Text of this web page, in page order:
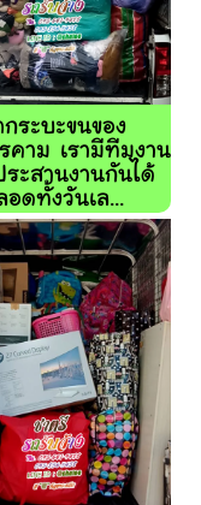
ระบะขนของ
คาม เรามีทีมงาน
ะสานงานกันได้
อดทั้งวันเล...